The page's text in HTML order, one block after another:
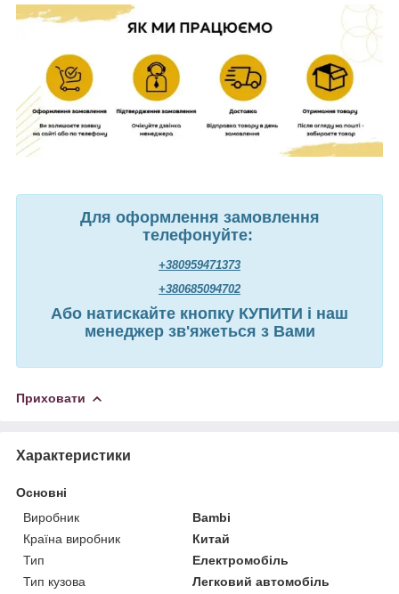
Для оформлення замовлення
телефонуйте:
+380959471373
+380685094702
Або натискайте кнопку КУПИТИ і наш
менеджер зв'яжеться з Вами
Приховати
Характеристики
Основні
Виробник
Bambi
Країна виробник
Китай
Тип
Електромобіль
Тип кузова
Легковий автомобіль